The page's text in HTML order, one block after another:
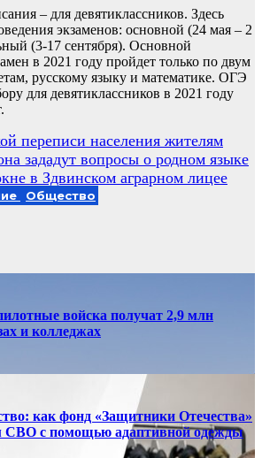
– для девятиклассников. Здесь
экзаменов: основной (24 мая – 2
(3-17 сентября). Основной
в 2021 году пройдет только по двум
русскому языку и математике. ОГЭ
для девятиклассников в 2021 году
переписи населения жителям
зададут вопросы о родном языке
в Здвинском аграрном лицее
Общество
войска получат 2,9 млн
и колледжах
как фонд «Защитники Отечества»
СВО с помощью адаптивной одежды